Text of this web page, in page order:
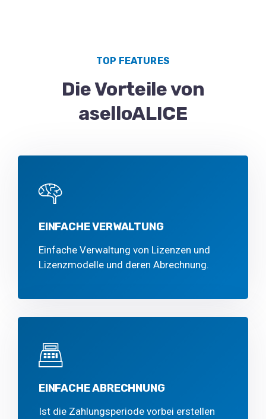
TOP FEATURES
Die Vorteile von
aselloALICE
EINFACHE VERWALTUNG
Einfache Verwaltung von Lizenzen und
Lizenzmodelle und deren Abrechnung.
EINFACHE ABRECHNUNG
Ist die Zahlungsperiode vorbei erstellen